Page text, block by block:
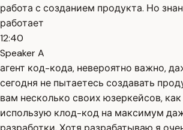
работа с созданием продукта. Но
работает
12:40
Speaker A
агент код-кода, невероятно важно,
сегодня не пытаетесь создавать
вам несколько своих юзеркейсов,
использую клод-код на максимум